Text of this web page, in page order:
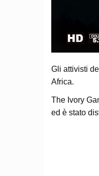
Gli attivisti
Africa.
The Ivory
ed è stato